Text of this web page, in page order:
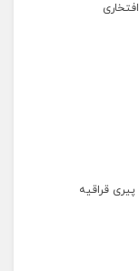
قراقیه